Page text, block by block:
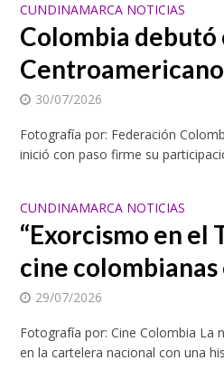
La industria del cuero y el calzado
CUNDINAMARCA NOTICIAS
Colombia debutó
30/07/2026
Fotografía por: Federación
inició con paso firme su
CUNDINAMARCA NOTICIAS
“Exorcismo en el
cine
29/07/2026
Fotografía por: Cine Colombia La
en la cartelera nacional con una